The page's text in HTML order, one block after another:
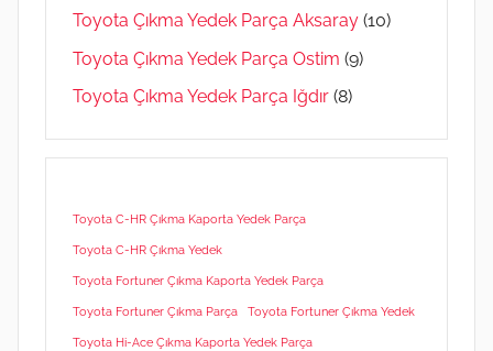
Toyota Çıkma Yedek Parça Aksaray (10)
Toyota Çıkma Yedek Parça Ostim (9)
Toyota Çıkma Yedek Parça Iğdır (8)
Toyota C-HR Çıkma Kaporta Yedek Parça
Toyota C-HR Çıkma Yedek
Toyota Fortuner Çıkma Kaporta Yedek Parça
Toyota Fortuner Çıkma Parça Toyota Fortuner Çıkma Yedek
Toyota Hi-Ace Çıkma Kaporta Yedek Parça